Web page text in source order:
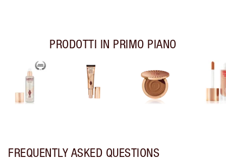
PRODOTTI IN PRIMO PIANO
FREQUENTLY ASKED QUESTIONS